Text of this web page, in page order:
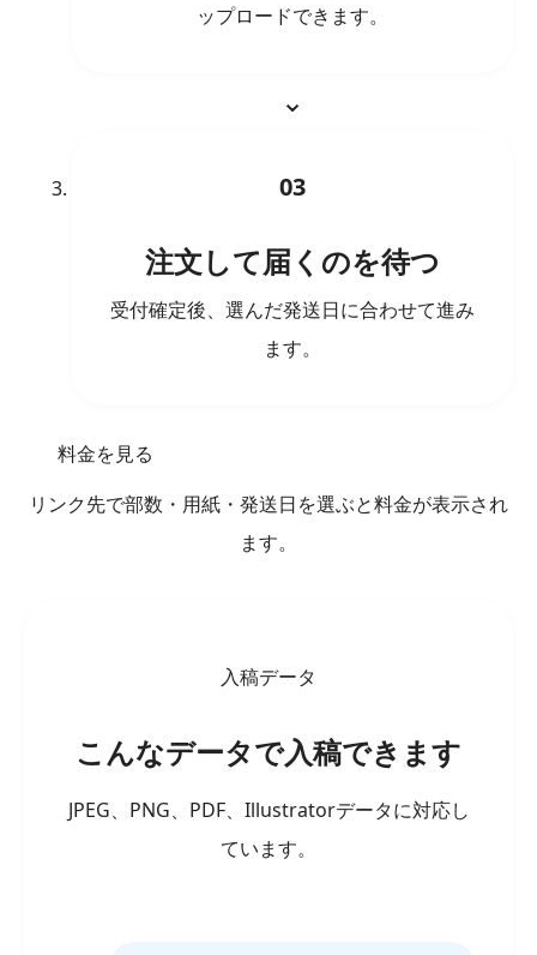
ップロードできます。
03
注文して届くのを待つ
受付確定後、選んだ発送日に合わせて進み
ます。
料金を見る
リンク先で部数・用紙・発送日を選ぶと料金が表示され
ます。
入稿データ
こんなデータで入稿できます
JPEG、PNG、PDF、Illustratorデータに対応し
ています。